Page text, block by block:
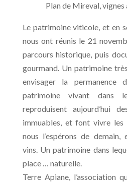
Plan de Mireval, vignes
Le patrimoine viticole, et en
nous ont réunis le 21
parcours historique, puis
gourmand. Un patrimoine
envisager la permanence
patrimoine vivant dans
reproduisent aujourd’hui
immuables, et font vivre les
nous l’espérons de
vins. Un patrimoine dans
place … naturelle.
Terre Apiane, l’association